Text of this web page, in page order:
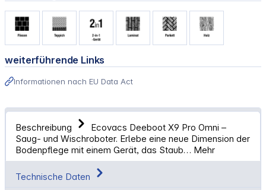
weiterführende Links
Informationen nach EU Data Act
Beschreibung
Ecovacs Deeboot X9 Pro Omni –
Saug- und Wischroboter. Erlebe eine neue Dimension der
Bodenpflege mit einem Gerät, das Staub… Mehr
Technische Daten